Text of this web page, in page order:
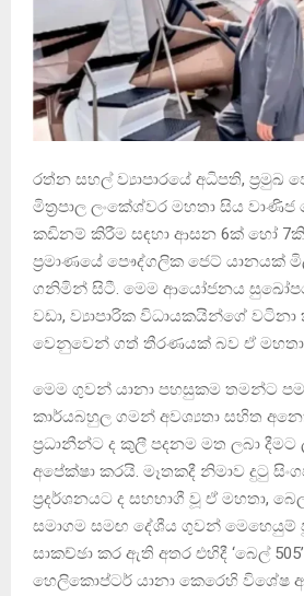
රත්න සහල් ව්‍යාපාරයේ අධිපති, ප්‍රමුඛ
මිත්‍රපාල ලංකේශ්වර මහතා සිය
කඩිනම් කිරීම සඳහා ආසන 6ක් හෝ
ප්‍රමාණයේ පෞද්ගලික ජෙට් යානයක්
ගනිමින් සිටී. මෙම ආයෝජනය
වඩා, ව්‍යාපාරික විධායකයින්ගේ
වෙනුවෙන් ගත් තීරණයක් බව ඒ මහතා
මෙම ගුවන් යානා පහසුකම තමන්ට
කාර්යබහුල ගමන් අවශ්‍යතා සහිත
ප්‍රධානීන්ට ද කුලී පදනම මත ලබා
අපේක්ෂා කරයි. මෑතකදී නිමාව දුටු
ප්‍රදර්ශනයට ද සහභාගී වූ ඒ මහතා,
සමාගම සමඟ දේශීය ගුවන් මෙහෙයුම්
සාකච්ඡා කර ඇති අතර එහිදී ‘බෙල්
හෙලිකොප්ටර් යානා කෙරෙහි විශේෂ